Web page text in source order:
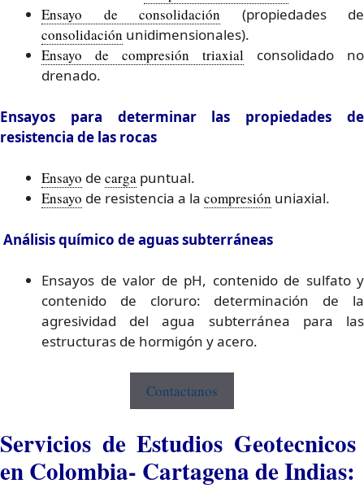
Ensayo de consolidación (propiedades de
consolidación unidimensionales).
Ensayo de compresión triaxial consolidado no
drenado.
Ensayos para determinar las propiedades de
resistencia de las rocas
Ensayo de carga puntual.
Ensayo de resistencia a la compresión uniaxial.
Análisis químico de aguas subterráneas
Ensayos de valor de pH, contenido de sulfato y
contenido de cloruro: determinación de la
agresividad del agua subterránea para las
estructuras de hormigón y acero.
Contactanos
Servicios de Estudios Geotecnicos
en Colombia- Cartagena de Indias: